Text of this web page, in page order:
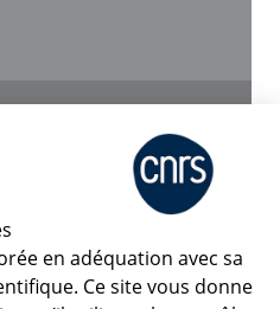
Le Mag
en adéquation avec sa
Ce site vous donne